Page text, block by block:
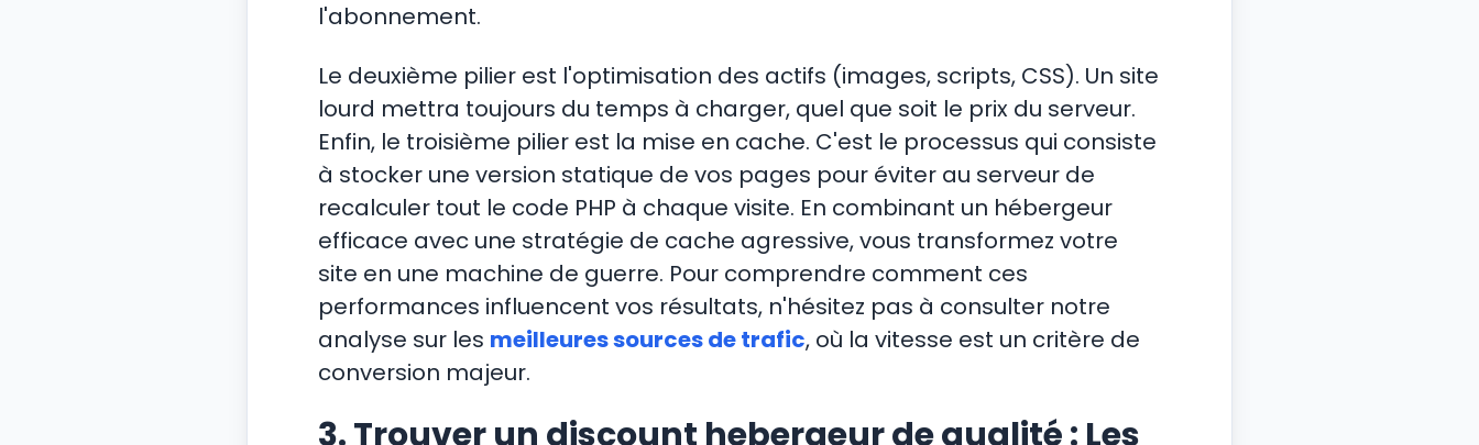
l'abonnement.
Le deuxième pilier est l'optimisation des actifs (images, scripts, CSS). Un site
lourd mettra toujours du temps à charger, quel que soit le prix du serveur.
Enfin, le troisième pilier est la mise en cache. C'est le processus qui consiste
à stocker une version statique de vos pages pour éviter au serveur de
recalculer tout le code PHP à chaque visite. En combinant un hébergeur
efficace avec une stratégie de cache agressive, vous transformez votre
site en une machine de guerre. Pour comprendre comment ces
performances influencent vos résultats, n'hésitez pas à consulter notre
analyse sur les meilleures sources de trafic, où la vitesse est un critère de
conversion majeur.
3. Trouver un discount hebergeur de qualité : Les